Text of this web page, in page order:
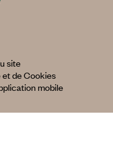
site
de Cookies
mobile